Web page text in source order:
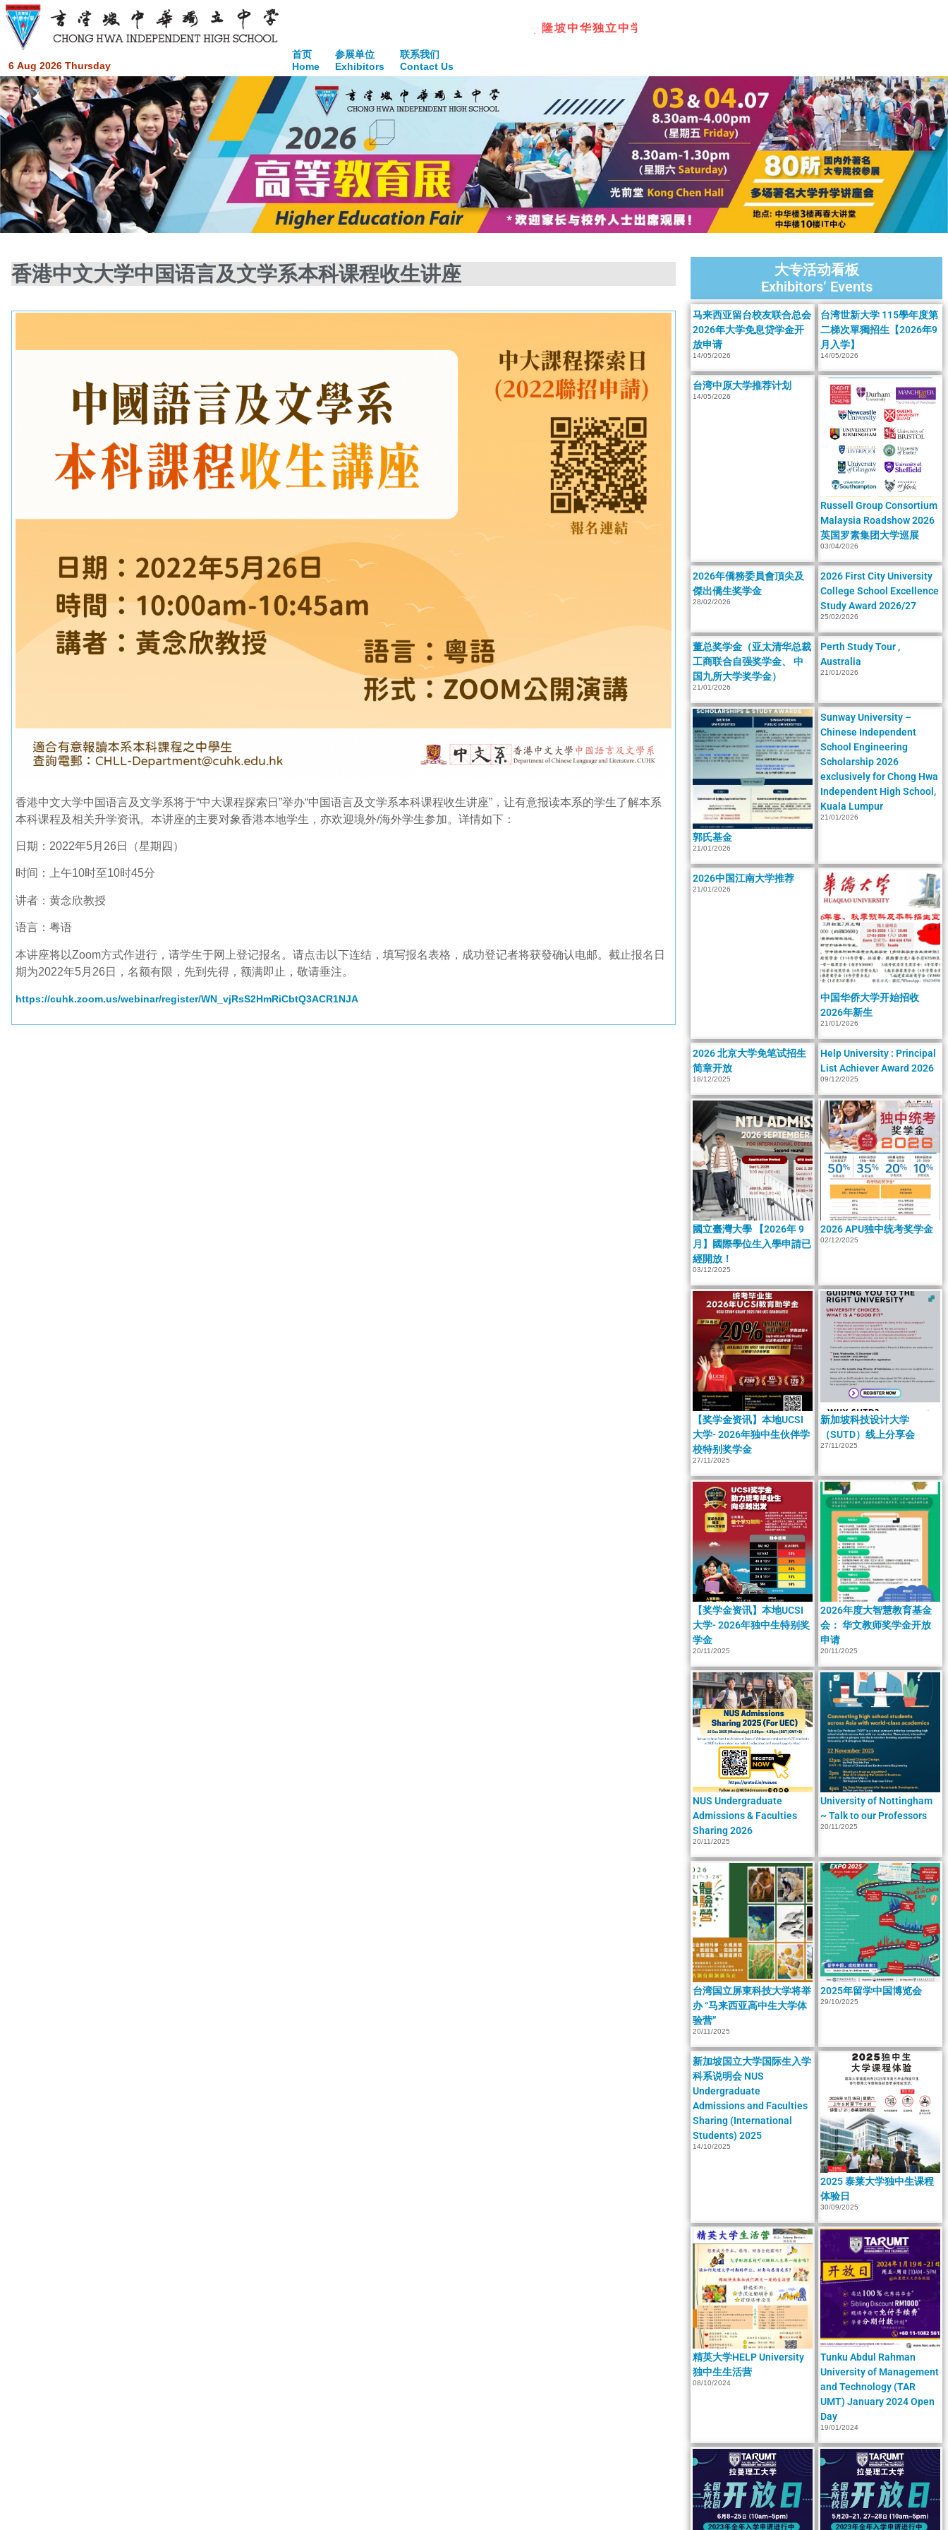
6 Aug 2026 Thursday
首页
Home
参展单位
Exhibitors
联系我们
Contact Us
香港中文大学中国语言及文学系本科课程收生讲座
香港中文大学中国语言及文学系将于“中大课程探索日”举办“中国语言及文学系本科课程收生讲座”，让有意报读本系的学生了解本系
本科课程及相关升学资讯。本讲座的主要对象香港本地学生，亦欢迎境外/海外学生参加。详情如下：
日期：2022年5月26日（星期四）
时间：上午10时至10时45分
讲者：黄念欣教授
语言：粤语
本讲座将以Zoom方式作进行，请学生于网上登记报名。请点击以下连结，填写报名表格，成功登记者将获發确认电邮。截止报名日
期为2022年5月26日，名额有限，先到先得，额满即止，敬请垂注。
https://cuhk.zoom.us/webinar/register/WN_vjRsS2HmRiCbtQ3ACR1NJA
大专活动看板
Exhibitors‘ Events
马来西亚留台校友联合总会
2026年大学免息贷学金开
放申请
14/05/2026
台湾世新大学 115學年度第
二梯次單獨招生【2026年9
月入学】
14/05/2026
台湾中原大学推荐计划
14/05/2026
Russell Group Consortium
Malaysia Roadshow 2026
英国罗素集团大学巡展
03/04/2026
2026年僑務委員會頂尖及
傑出僑生奖学金
28/02/2026
2026 First City University
College School Excellence
Study Award 2026/27
25/02/2026
董总奖学金（亚太清华总裁
工商联合自强奖学金、 中
国九所大学奖学金）
21/01/2026
Perth Study Tour ,
Australia
21/01/2026
郭氏基金
21/01/2026
Sunway University –
Chinese Independent
School Engineering
Scholarship 2026
exclusively for Chong Hwa
Independent High School,
Kuala Lumpur
21/01/2026
2026中国江南大学推荐
21/01/2026
中国华侨大学开始招收
2026年新生
21/01/2026
2026 北京大学免笔试招生
简章开放
18/12/2025
Help University : Principal
List Achiever Award 2026
09/12/2025
國立臺灣大學 【2026年 9
月】國際學位生入學申請已
經開放！
03/12/2025
2026 APU独中统考奖学金
02/12/2025
【奖学金资讯】本地UCSI
大学- 2026年独中生伙伴学
校特别奖学金
27/11/2025
新加坡科技设计大学
（SUTD）线上分享会
27/11/2025
【奖学金资讯】本地UCSI
大学- 2026年独中生特别奖
学金
20/11/2025
2026年度大智慧教育基金
会： 华文教师奖学金开放
申请
20/11/2025
NUS Undergraduate
Admissions & Faculties
Sharing 2026
20/11/2025
University of Nottingham
~ Talk to our Professors
20/11/2025
台湾国立屏東科技大学将举
办 “马来西亚高中生大学体
验营”
20/11/2025
2025年留学中国博览会
29/10/2025
新加坡国立大学国际生入学
科系说明会 NUS
Undergraduate
Admissions and Faculties
Sharing (International
Students) 2025
14/10/2025
2025 泰莱大学独中生课程
体验日
30/09/2025
精英大学HELP University
独中生生活营
08/10/2024
Tunku Abdul Rahman
University of Management
and Technology (TAR
UMT) January 2024 Open
Day
19/01/2024